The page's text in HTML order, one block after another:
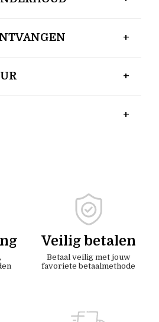
Veilig betalen
Betaal veilig met jouw
favoriete betaalmethode